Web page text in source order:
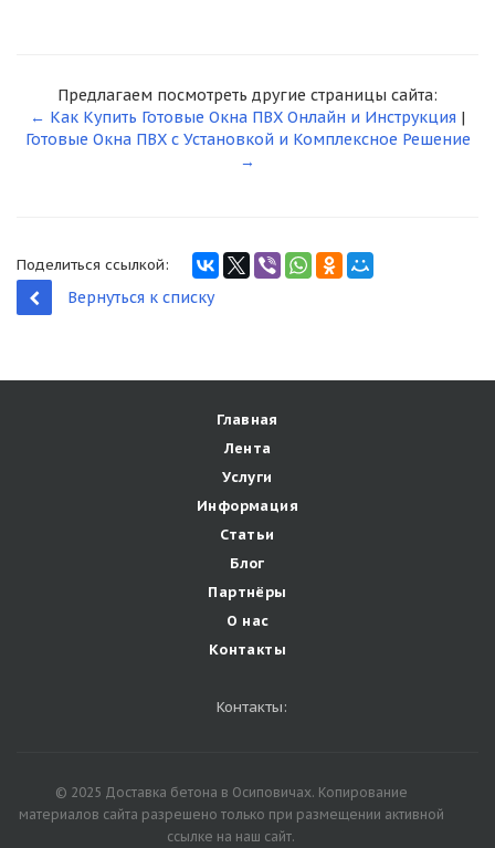
Предлагаем посмотреть другие страницы сайта:
← Как Купить Готовые Окна ПВХ Онлайн и Инструкция |
Готовые Окна ПВХ с Установкой и Комплексное Решение
→
Поделиться ссылкой:
Вернуться к списку
Главная
Лента
Услуги
Информация
Статьи
Блог
Партнёры
О нас
Контакты
Контакты:
© 2025 Доставка бетона в Осиповичах. Копирование
материалов сайта разрешено только при размещении активной
ссылке на наш сайт.